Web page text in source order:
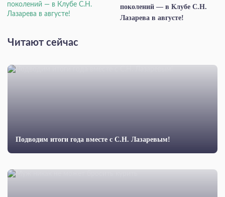
поколений — в Клубе С.Н.
Лазарева в августе!
Читают сейчас
Подводим итоги года вместе с С.Н. Лазаревым!